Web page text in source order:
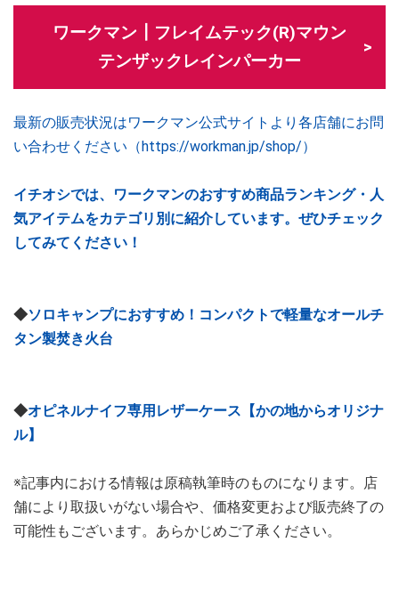
ワークマン┃フレイムテック(R)マウン
テンザックレインパーカー
最新の販売状況はワークマン公式サイトより各店舗にお問
い合わせください（https://workman.jp/shop/）
イチオシでは、ワークマンのおすすめ商品ランキング・人
気アイテムをカテゴリ別に紹介しています。ぜひチェック
してみてください！
◆ソロキャンプにおすすめ！コンパクトで軽量なオールチ
タン製焚き火台
◆オピネルナイフ専用レザーケース【かの地からオリジナ
ル】
※記事内における情報は原稿執筆時のものになります。店
舗により取扱いがない場合や、価格変更および販売終了の
可能性もございます。あらかじめご了承ください。